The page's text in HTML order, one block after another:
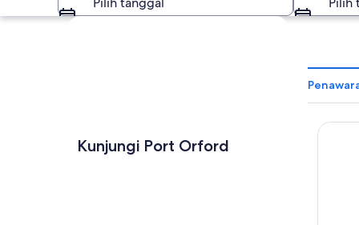
Port Orford
Jelajahi peta
Kunjungi Port Orford
Jot's